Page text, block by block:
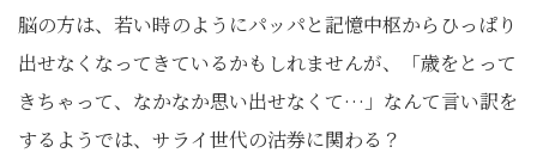
脳の方は、若い時のようにパッパと記憶中枢からひっぱり
出せなくなってきているかもしれませんが、「歳をとって
きちゃって、なかなか思い出せなくて…」なんて言い訳を
するようでは、サライ世代の沽券に関わる？